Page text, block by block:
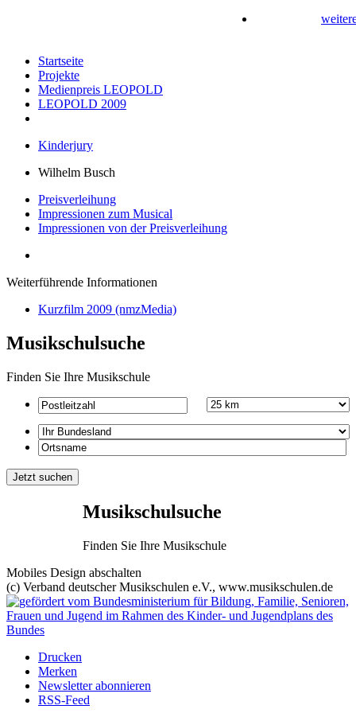
Startseite
Projekte
Medienpreis LEOPOLD
LEOPOLD 2009
Kinderjury
Wilhelm Busch
Preisverleihung
Impressionen zum Musical
Impressionen von der Preisverleihung
Weiterführende Informationen
Kurzfilm 2009 (nmzMedia)
Musikschulsuche
Finden Sie Ihre Musikschule
Musikschulsuche
Finden Sie Ihre Musikschule
Mobiles Design abschalten
(c) Verband deutscher Musikschulen e.V., www.musikschulen.de
Drucken
Merken
Newsletter abonnieren
RSS-Feed